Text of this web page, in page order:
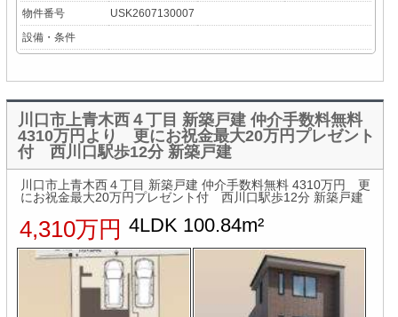
物件番号
USK2607130007
設備・条件
川口市上青木西４丁目 新築戸建 仲介手数料無料
4310万円より 更にお祝金最大20万円プレゼント
付 西川口駅歩12分 新築戸建
川口市上青木西４丁目 新築戸建 仲介手数料無料 4310万円 更
にお祝金最大20万円プレゼント付 西川口駅歩12分 新築戸建
4,310万円 4LDK 100.84m²